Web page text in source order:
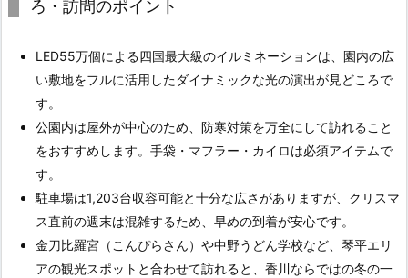
ろ・訪問のポイント
LED55万個による四国最大級のイルミネーションは、園内の広
い敷地をフルに活用したダイナミックな光の演出が見どころで
す。
公園内は屋外が中心のため、防寒対策を万全にして訪れること
をおすすめします。手袋・マフラー・カイロは必須アイテムで
す。
駐車場は1,203台収容可能と十分な広さがありますが、クリスマ
ス直前の週末は混雑するため、早めの到着が安心です。
金刀比羅宮（こんぴらさん）や中野うどん学校など、琴平エリ
アの観光スポットと合わせて訪れると、香川ならではの冬の一